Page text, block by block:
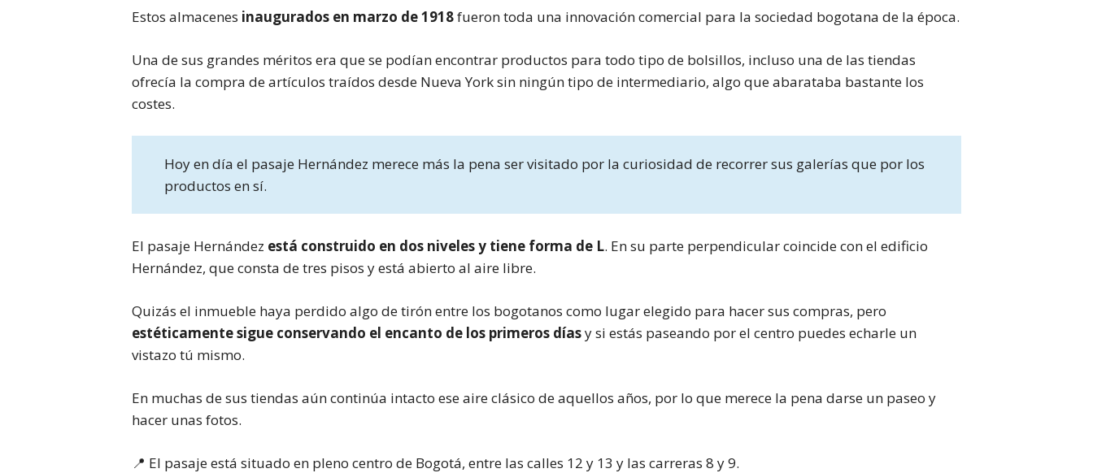
Estos almacenes inaugurados en marzo de 1918fueron toda una innovación comercial para la sociedad bogotana de la época.
Una de sus grandes méritos era que se podían encontrar productos para todo tipo de bolsillos, incluso una de las tiendas
ofrecía la compra de artículos traídos desde Nueva York sin ningún tipo de intermediario, algo que abarataba bastante los
costes.
Hoy en día el pasaje Hernández merece más la pena ser visitado por la curiosidad de recorrer sus galerías que por los
productos en sí.
El pasaje Hernández está construido en dos niveles y tiene forma de L. En su parte perpendicular coincide con el edificio
Hernández, que consta de tres pisos y está abierto al aire libre.
Quizás el inmueble haya perdido algo de tirón entre los bogotanos como lugar elegido para hacer sus compras, pero
estéticamente sigue conservando el encanto de los primeros díasy si estás paseando por el centro puedes echarle un
vistazo tú mismo.
En muchas de sus tiendas aún continúa intacto ese aire clásico de aquellos años, por lo que merece la pena darse un paseo y
hacer unas fotos.
📍 El pasaje está situado en pleno centro de Bogotá, entre las calles 12 y 13 y las carreras 8 y 9.